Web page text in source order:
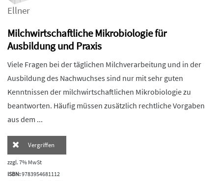
Ellner
Milchwirtschaftliche Mikrobiologie für
Ausbildung und Praxis
Viele Fragen bei der täglichen Milchverarbeitung und in der
Ausbildung des Nachwuchses sind nur mit sehr guten
Kenntnissen der milchwirtschaftlichen Mikrobiologie zu
beantworten. Häufig müssen zusätzlich rechtliche Vorgaben
aus dem ...
Vergriffen
zzgl. 7% MwSt
ISBN:9783954681112